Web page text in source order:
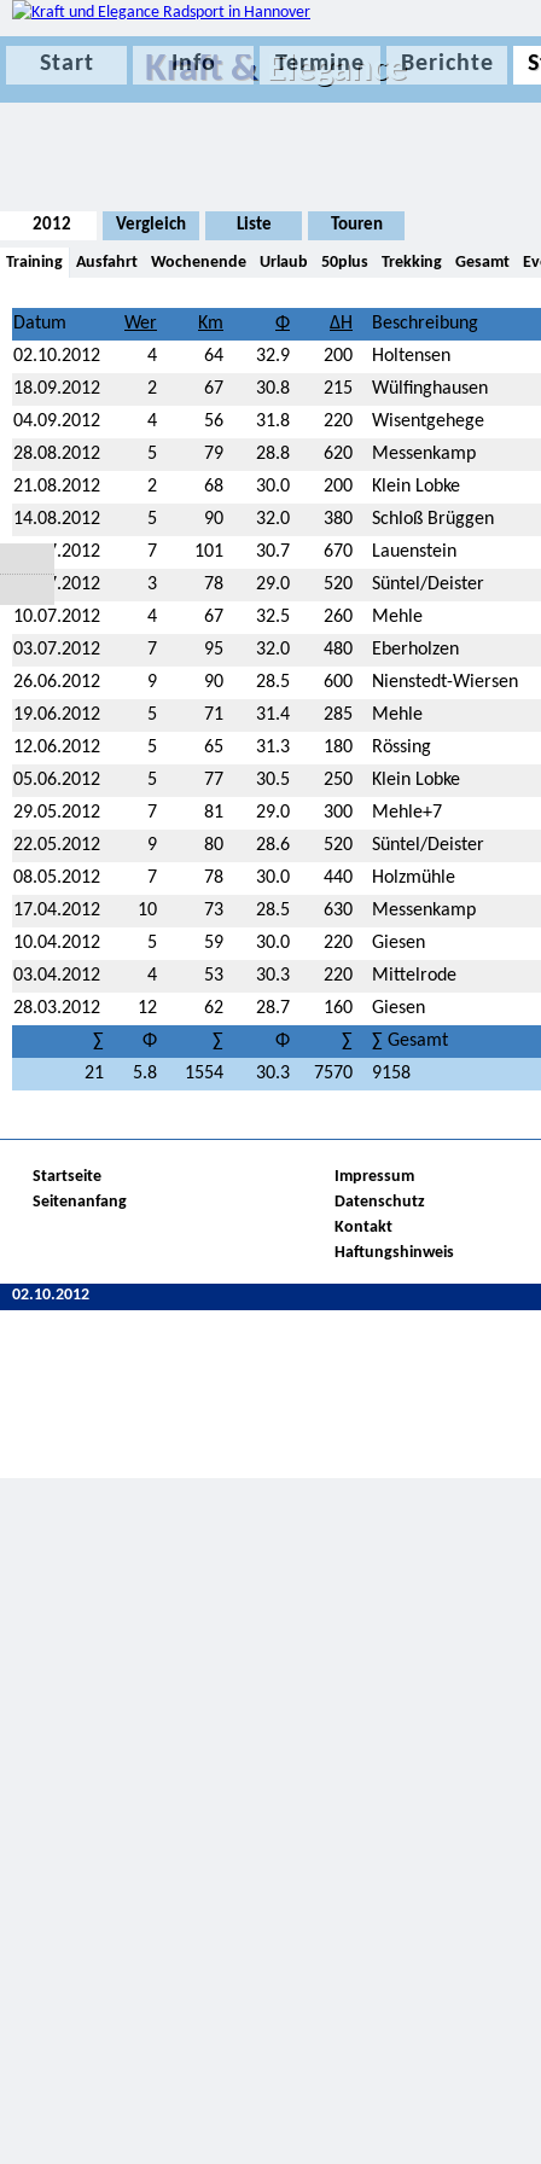
Kraft & Elegance
Start Info Termine Berichte
2012 Vergleich Liste Touren
Training Ausfahrt Wochenende Urlaub 50plus Trekking Gesamt
Datum
Beschreibung
02.10.2012
4 64 32.9 200
Holtensen
18.09.2012
2 67 30.8 215
Wülfinghausen
04.09.2012
4 56 31.8 220
Wisentgehege
28.08.2012
5 79 28.8 620
Messenkamp
21.08.2012
2 68 30.0 200
Klein Lobke
14.08.2012
5 90 32.0 380
Schloß Brüggen
24.07.2012
7 101 30.7 670
Lauenstein
17.07.2012
3 78 29.0 520
Süntel/Deister
10.07.2012
4 67 32.5 260
Mehle
03.07.2012
7 95 32.0 480
Eberholzen
26.06.2012
9 90 28.5 600
Nienstedt-Wiersen
19.06.2012
5 71 31.4 285
Mehle
12.06.2012
5 65 31.3 180
Rössing
05.06.2012
5 77 30.5 250
Klein Lobke
29.05.2012
7 81 29.0 300
Mehle+7
22.05.2012
9 80 28.6 520
Süntel/Deister
08.05.2012
7 78 30.0 440
Holzmühle
17.04.2012
10 73 28.5 630
Messenkamp
10.04.2012
5 59 30.0 220
Giesen
03.04.2012
4 53 30.3 220
Mittelrode
28.03.2012
12 62 28.7 160
Giesen
∑
Φ ∑ Φ ∑
∑ Gesamt
21
5.8 1554 30.3 7570 9158
Startseite
Seitenanfang
Impressum
Datenschutz
Kontakt
Haftungshinweis
02.10.2012